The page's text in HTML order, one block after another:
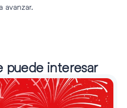
avanzar.
puede interesar